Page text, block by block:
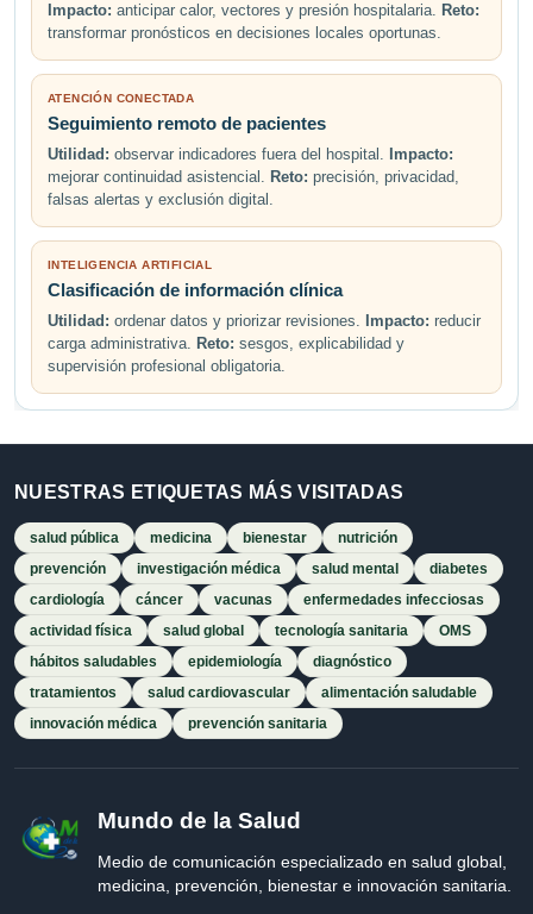
Impacto: anticipar calor, vectores y presión hospitalaria. Reto:
transformar pronósticos en decisiones locales oportunas.
ATENCIÓN CONECTADA
Seguimiento remoto de pacientes
Utilidad: observar indicadores fuera del hospital.
Impacto:
mejorar continuidad asistencial. Reto: precisión, privacidad,
falsas alertas y exclusión digital.
INTELIGENCIA ARTIFICIAL
Clasificación de información clínica
Utilidad: ordenar datos y priorizar revisiones. Impacto: reducir
carga administrativa. Reto: sesgos, explicabilidad y
supervisión profesional obligatoria.
NUESTRAS ETIQUETAS MÁS VISITADAS
salud pública medicina bienestar
nutrición
prevención
investigación médica salud mental
diabetes
cardiología
cáncer vacunas
enfermedades infecciosas
actividad física
salud global tecnología sanitaria
OMS
hábitos saludables
epidemiología
diagnóstico
tratamientos
salud cardiovascular
alimentación saludable
innovación médica
prevención sanitaria
Mundo de la Salud
Medio de comunicación especializado en salud global,
medicina, prevención, bienestar e innovación sanitaria.